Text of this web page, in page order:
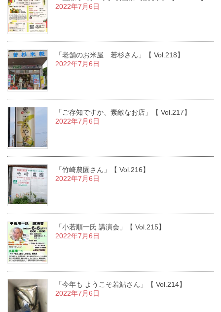
2022年7月6日
「老舗のお米屋 若杉さん」【 Vol.218】
2022年7月6日
「ご存知ですか、素敵なお店」【 Vol.217】
2022年7月6日
「竹崎農園さん」【 Vol.216】
2022年7月6日
「小若順一氏 講演会」【 Vol.215】
2022年7月6日
「今年も ようこそ若鮎さん」【 Vol.214】
2022年7月6日